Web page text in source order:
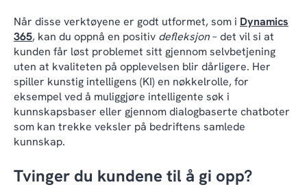
Når disse verktøyene er godt utformet, som i Dynamics
365, kan du oppnå en positiv defleksjon– det vil si at
kunden får løst problemet sitt gjennom selvbetjening
uten at kvaliteten på opplevelsen blir dårligere. Her
spiller kunstig intelligens (KI) en nøkkelrolle, for
eksempel ved å muliggjøre intelligente søk i
kunnskapsbaser eller gjennom dialogbaserte chatboter
som kan trekke veksler på bedriftens samlede
kunnskap.
Tvinger du kundene til å gi opp?